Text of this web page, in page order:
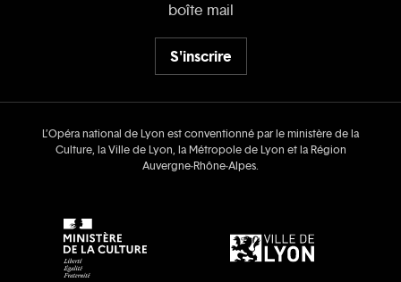
boîte mail
S'inscrire
L’Opéra national de Lyon est conventionné par le ministère de la
Culture, la Ville de Lyon, la Métropole de Lyon et la Région
Auvergne‑Rhône‑Alpes.